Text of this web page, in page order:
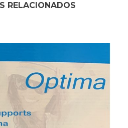
RELACIONADOS